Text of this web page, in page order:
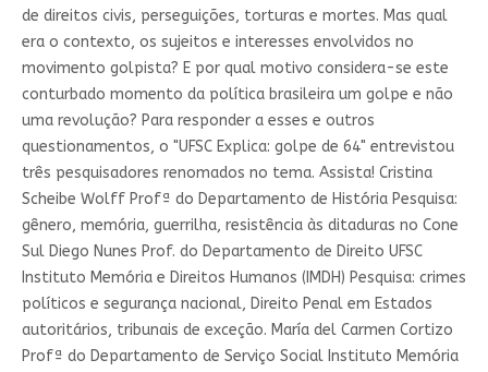
de direitos civis, perseguições, torturas e mortes. Mas qual
era o contexto, os sujeitos e interesses envolvidos no
movimento golpista? E por qual motivo considera-se este
conturbado momento da política brasileira um golpe e não
uma revolução? Para responder a esses e outros
questionamentos, o "UFSC Explica: golpe de 64" entrevistou
três pesquisadores renomados no tema. Assista! Cristina
Scheibe Wolff Profª do Departamento de História Pesquisa:
gênero, memória, guerrilha, resistência às ditaduras no Cone
Sul Diego Nunes Prof. do Departamento de Direito UFSC
Instituto Memória e Direitos Humanos (IMDH) Pesquisa: crimes
políticos e segurança nacional, Direito Penal em Estados
autoritários, tribunais de exceção. María del Carmen Cortizo
Profª do Departamento de Serviço Social Instituto Memória